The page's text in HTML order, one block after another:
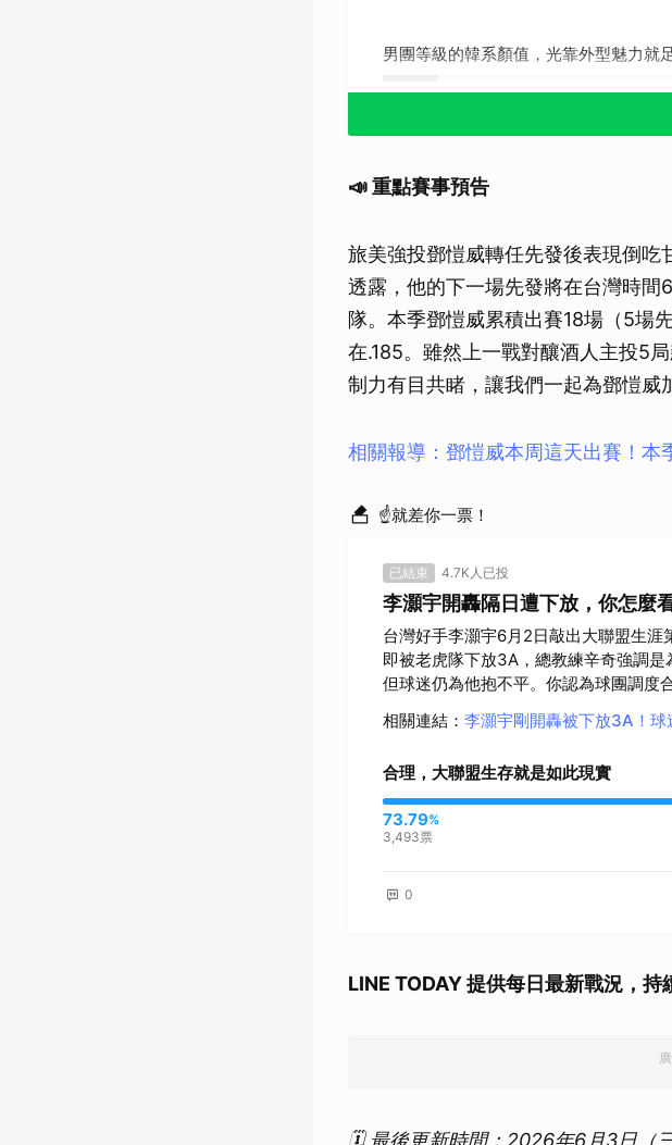
男團等級的韓系顏值，光靠外型魅力就
📣 重點賽事預告
旅美強投鄧愷威轉任先發後表現倒吃
透露，他的下一場先發將在台灣時
隊。本季鄧愷威累積出賽18場（5場
在.185。雖然上一戰對釀酒人主投5
制力有目共睹，讓我們一起為鄧愷威
相關報導：鄧愷威本周這天出賽！
☝就差你一票！
已結束 4.7K人已投
李灝宇開轟隔日遭下放，你怎麼
台灣好手李灝宇6月2日敲出大聯盟生
即被老虎隊下放3A，總教練辛奇強調
但球迷仍為他抱不平。你認為球團調度
相關連結 ： 李灝宇剛開轟被下放3A！
合理，大聯盟生存就是如此現實
73.79%
3,493票
0
LINE TODAY 提供每日最新戰況，
🗓️ 最後更新時間：2026年6月3日（
取消